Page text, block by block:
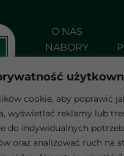
cookie, aby poprawić
wyświetlać reklamy lub
do indywidualnych potrzeb
oraz analizować ruch na
O NAS
NABORY
DO POBRANIA
KONTAKT